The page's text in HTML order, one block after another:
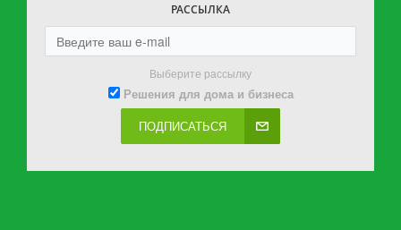
РАССЫЛКА
Выберите рассылку
Решения для дома и бизнеса
ПОДПИСАТЬСЯ